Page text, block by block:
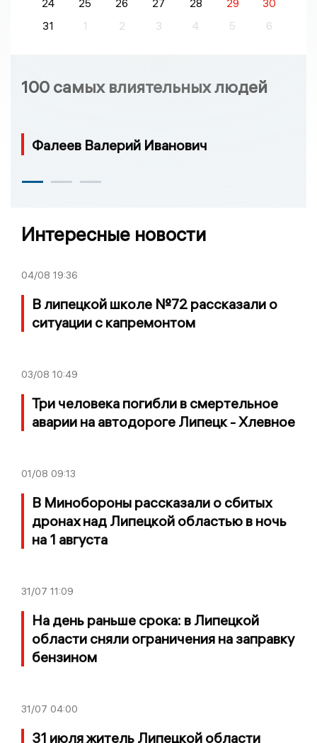
24 25 26 27 28 29
30
31
1 2 3 4 5 6
100 самых влиятельных людей
Фалеев Валерий Иванович
Интересные новости
04/08 19:36
В липецкой школе №72 рассказали о
ситуации с капремонтом
03/08 10:49
Три человека погибли в смертельное
аварии на автодороге Липецк - Хлевное
01/08 09:13
В Минобороны рассказали о сбитых
дронах над Липецкой областью в ночь
на 1 августа
31/07 11:09
На день раньше срока: в Липецкой
области сняли ограничения на заправку
бензином
31/07 04:00
31 июля житель Липецкой области